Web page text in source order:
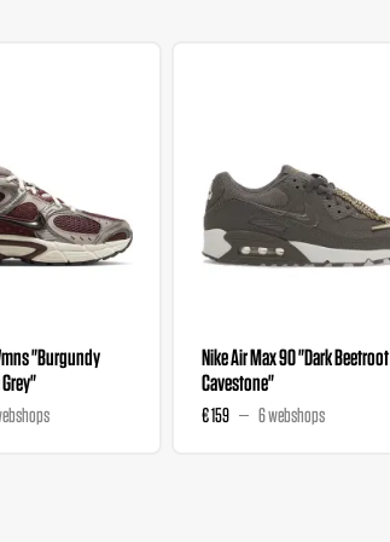
"Burgundy
Nike Air Max 90 "Dark Beetroot
Cavestone"
€ 159 6 webshops